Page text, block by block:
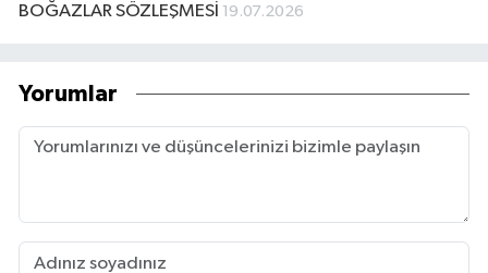
BOĞAZLAR SÖZLEŞMESİ 19.07.2026
Yorumlar